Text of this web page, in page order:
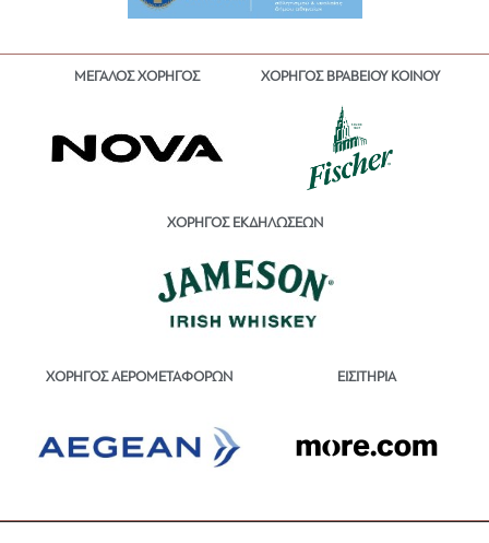
ΜΕΓΑΛΟΣ ΧΟΡΗΓΟΣ ΧΟΡΗΓΟΣ ΒΡΑΒΕΙΟΥ ΚΟΙΝΟΥ
ΧΟΡΗΓΟΣ ΕΚΔΗΛΩΣΕΩΝ
ΧΟΡΗΓΟΣ ΑΕΡΟΜΕΤΑΦΟΡΩΝ ΕΙΣΙΤΗΡΙΑ